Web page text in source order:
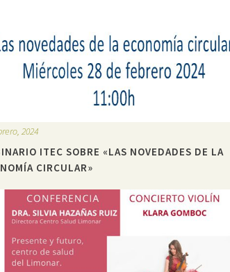
2024
ITEC SOBRE «LAS NOVEDADES DE LA
CIRCULAR»